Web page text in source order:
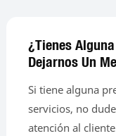
¿Tienes
Dejarnos Un
Si tiene alguna
servicios, no
atención al